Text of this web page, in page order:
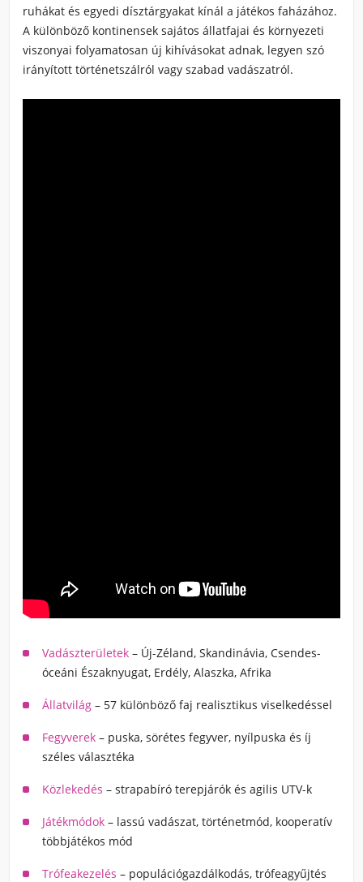
ruhákat és egyedi dísztárgyakat kínál a játékos faházához.
A különböző kontinensek sajátos állatfajai és környezeti
viszonyai folyamatosan új kihívásokat adnak, legyen szó
irányított történetszálról vagy szabad vadászatról.
Vadászterületek – Új-Zéland, Skandinávia, Csendes-
óceáni Északnyugat, Erdély, Alaszka, Afrika
Állatvilág – 57 különböző faj realisztikus viselkedéssel
Fegyverek – puska, sörétes fegyver, nyílpuska és íj
széles választéka
Közlekedés – strapabíró terepjárók és agilis UTV-k
Játékmódok – lassú vadászat, történetmód, kooperatív
többjátékos mód
Trófeakezelés – populációgazdálkodás, trófeagyűjtés